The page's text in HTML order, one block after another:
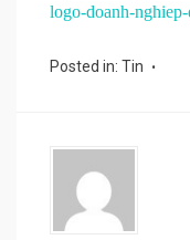
logo-doanh-
Posted in: Tin